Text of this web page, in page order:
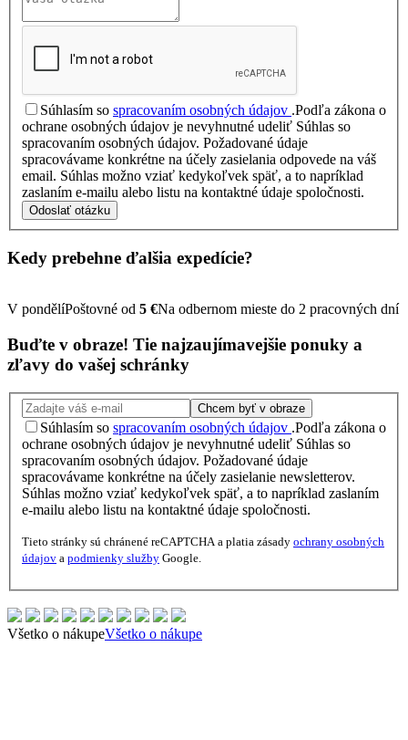
Súhlasím so spracovaním osobných údajov .Podľa zákona o
ochrane osobných údajov je nevyhnutné udeliť Súhlas so
spracovaním osobných údajov. Požadované údaje
spracovávame konkrétne na účely zasielania odpovede na váš
email. Súhlas možno vziať kedykoľvek späť, a to napríklad
zaslaním e-mailu alebo listu na kontaktné údaje spoločnosti.
Odoslať otázku
Kedy prebehne ďalšia expedície?
V pondělíPoštovné od 5 €Na odbernom mieste do 2 pracovných dní
Buďte v obraze! Tie najzaujímavejšie ponuky a
zľavy do vašej schránky
Chcem byť v obraze
Súhlasím so spracovaním osobných údajov .Podľa zákona o
ochrane osobných údajov je nevyhnutné udeliť Súhlas so
spracovaním osobných údajov. Požadované údaje
spracovávame konkrétne na účely zasielanie newsletterov.
Súhlas možno vziať kedykoľvek späť, a to napríklad zaslaním
e-mailu alebo listu na kontaktné údaje spoločnosti.
Tieto stránky sú chránené reCAPTCHA a platia zásady ochrany osobných
údajov a podmienky služby Google.
Všetko o nákupeVšetko o nákupe